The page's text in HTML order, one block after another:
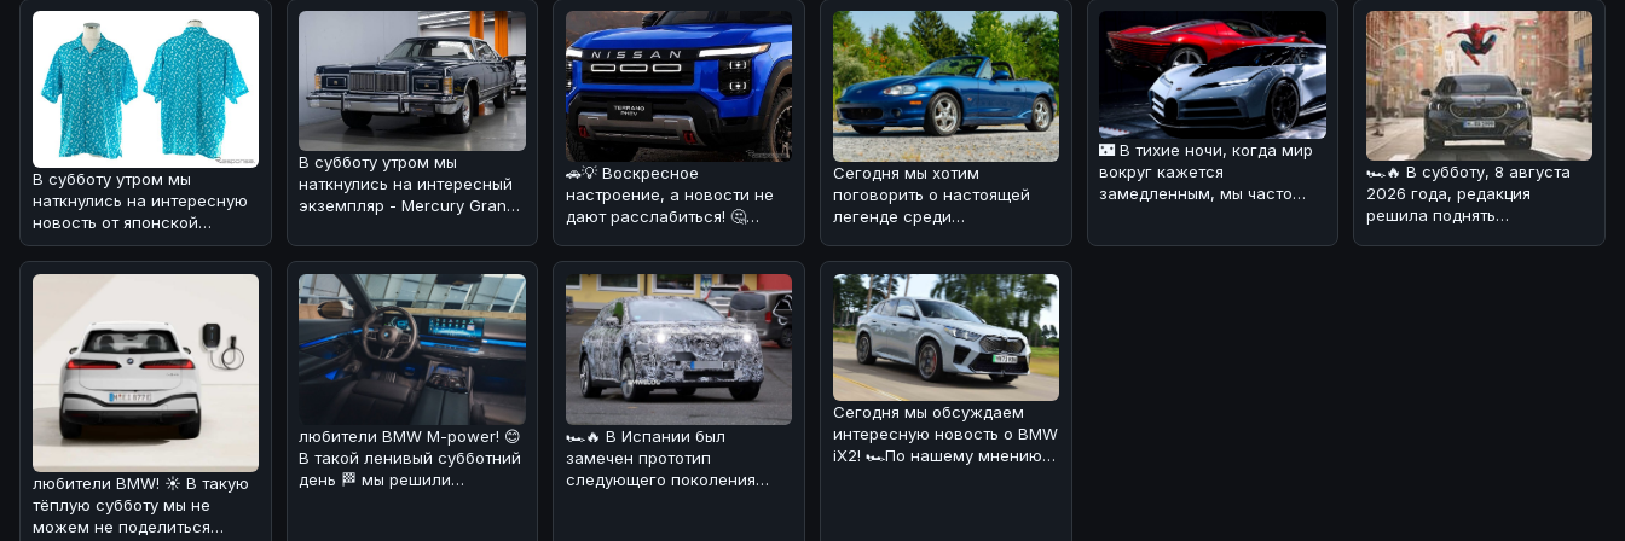
В субботу утром мы
наткнулись на интересную
новость от японской
компании Trust, которая
решила объед
В субботу утром мы
наткнулись на интересный
экземпляр - Mercury Grand
выг
🚗💡 Воскресное
настроение, а новости не
дают расслабиться! 🤔
возможном возрожден
Сегодня мы хотим
поговорить о настоящей
легенде среди
5 Miata 1999 года в юби
🌃 В тихие ночи, когда мир
вокруг кажется
замедленным, мы часто
🏎🔥 В субботу, 8 августа
2026 года, редакция
решила поднять
любители BMW! ☀️ В такую
тёплую субботу мы не
можем не поделиться
любители BMW M-power! 😊
В такой ленивый субботний
день 🏁 мы решили
🏎🔥 В Испании был
замечен прототип
следующего поколения
Сегодня мы обсуждаем
интересную новость о BMW
iX2! 🏎По нашему мнению,